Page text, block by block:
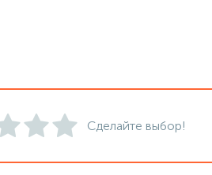
Сделайте выбор!